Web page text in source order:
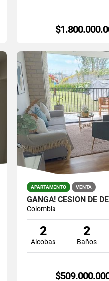
APARTAMENTO VENTA
Colombia
2
Alcobas
2
Baños